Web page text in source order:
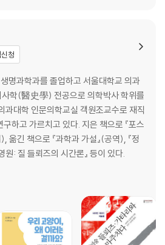
청
명과학과를 졸업하고 서울대학교 의과
사학(醫史學) 전공으로 의학박사 학위를
과대학 인문의학교실 객원조교수로 재직
하고 가르치고 있다. 지은 책으로 『포스
옮긴 책으로 『과학과 가설』(공역), 『정
원: 질 들뢰즈의 시간론』 등이 있다.